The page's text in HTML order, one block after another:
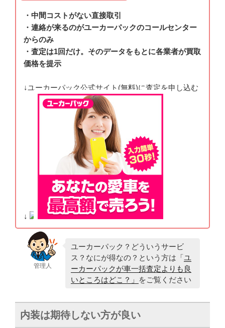
・中間コストがない直接取引
・連絡が来るのがユーカーパックのコールセンター
からのみ
・査定は1回だけ。そのデータをもとに各業者が買取
価格を提示
↓ユーカーパック公式サイト(無料)に査定を申し込む
↓
管理人
ユーカーパック？どういうサービ
ス？なにが得なの？という方は「ユ
ーカーパックが車一括査定よりも良
いところはどこ？」
をご覧ください
内装は期待しない方が良い